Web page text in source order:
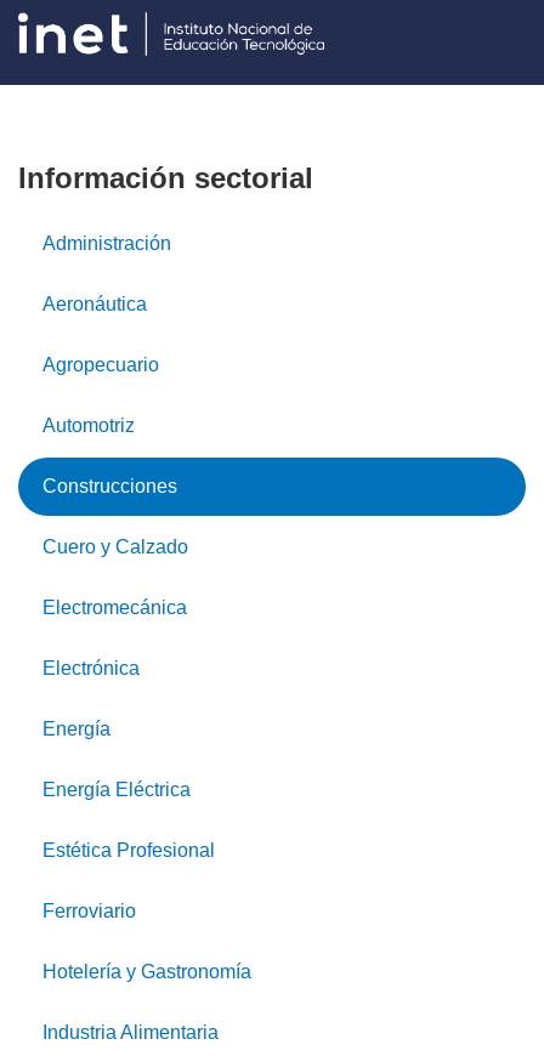
Información sectorial
Administración
Aeronáutica
Agropecuario
Automotriz
Construcciones
Cuero y Calzado
Electromecánica
Electrónica
Energía
Energía Eléctrica
Estética Profesional
Ferroviario
Hotelería y Gastronomía
Industria Alimentaria